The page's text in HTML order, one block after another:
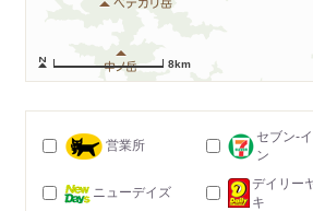
8km
営業所
セブン-
ン
ニューデイズ
デイリー
キ